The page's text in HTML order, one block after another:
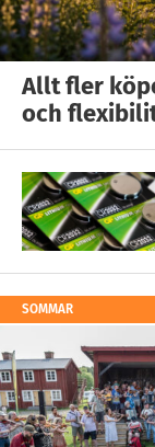
Allt fler
och
SOMMAR